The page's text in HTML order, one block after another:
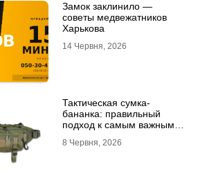
Замок заклинило —
советы медвежатников
Харькова
14 Червня, 2026
Тактическая сумка-
бананка: правильный
подход к самым важным
8 Червня, 2026